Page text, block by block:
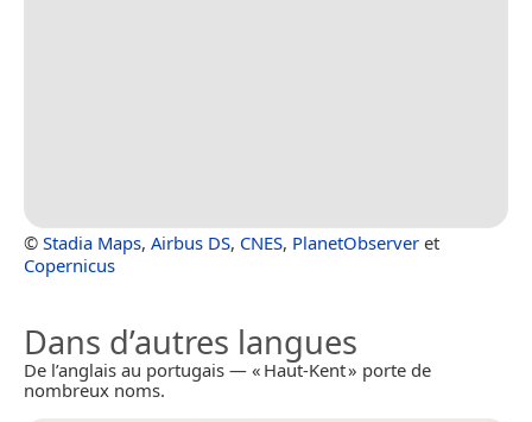
© Stadia Maps, Airbus DS, CNES, PlanetObserver et
Copernicus
Dans d’autres langues
De l’anglais au portugais — « Haut-Kent » porte de
nombreux noms.